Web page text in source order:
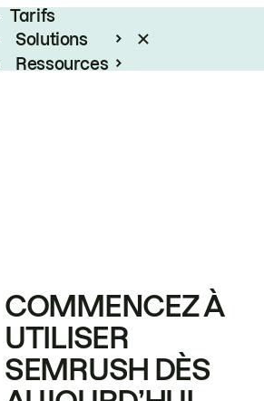
Tarifs
Solutions
Ressources
COMMENCEZ À
UTILISER
SEMRUSH DÈS